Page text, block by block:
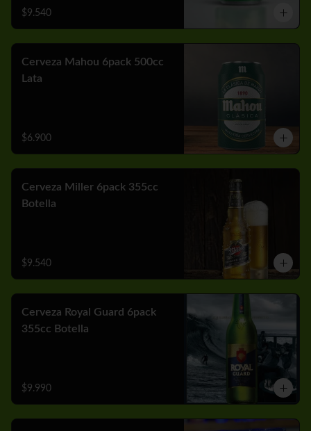
$9.540
Cerveza Mahou 6pack 500cc
Lata
$6.900
Cerveza Miller 6pack 355cc
Botella
$9.540
Cerveza Royal Guard 6pack
355cc Botella
$9.990